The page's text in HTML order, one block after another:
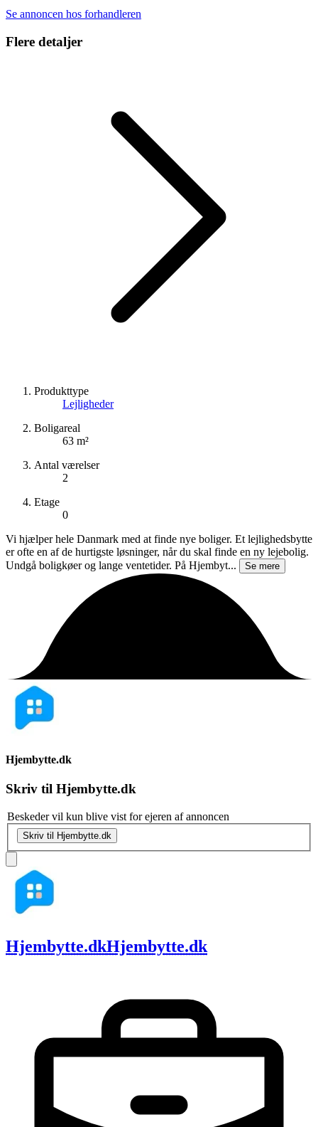
Se annoncen hos forhandleren
Flere detaljer
Produkttype
Lejligheder
Boligareal
63 m²
Antal værelser
2
Etage
0
Vi hjælper hele Danmark med at finde nye boliger. Et lejlighedsbytte
er ofte en af de hurtigste løsninger, når du skal finde en ny lejebolig.
Undgå boligkøer og lange ventetider. På Hjembyt...
Se mere
Hjembytte.dk
Skriv til Hjembytte.dk
Beskeder vil kun blive vist for ejeren af annoncen
Skriv til Hjembytte.dk
Hjembytte.dkHjembytte.dk